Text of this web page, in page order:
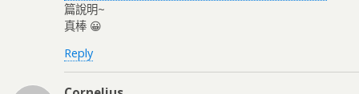
篇說明~
真棒 😀
Reply